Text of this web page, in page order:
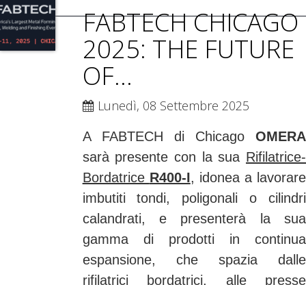
FABTECH CHICAGO
2025: THE FUTURE
OF...
Lunedì, 08 Settembre 2025
A FABTECH di Chicago OMERA
sarà presente con la sua Rifilatrice-
Bordatrice R400-I, idonea a lavorare
imbutiti tondi, poligonali o cilindri
calandrati, e presenterà la sua
gamma di prodotti in continua
espansione, che spazia dalle
rifilatrici bordatrici, alle presse